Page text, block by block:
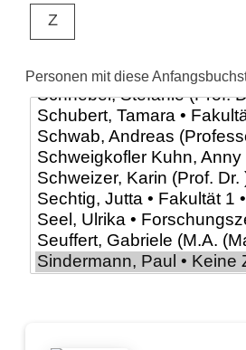
Z
Personen mit diese